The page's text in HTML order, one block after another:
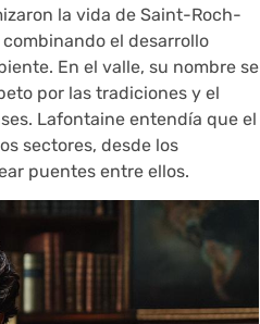
la vida de Saint-Roch-
el desarrollo
En el valle, su nombre se
por las tradiciones y el
Lafontaine entendía que el
sectores, desde los
puentes entre ellos.